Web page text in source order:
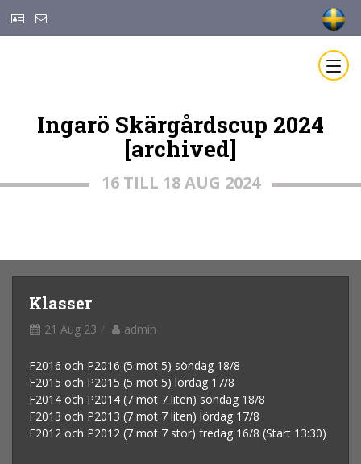
Ingarö Skärgårdscup 2024
[archived]
16 TILL 18 AUG 2024
Klasser
21 Aug 23 admin
F2016 och P2016 (5 mot 5) söndag 18/8
F2015 och P2015 (5 mot 5) lördag 17/8
F2014 och P2014 (7 mot 7 liten) söndag 18/8
F2013 och P2013 (7 mot 7 liten) lördag 17/8
F2012 och P2012 (7 mot 7 stor) fredag 16/8 (Start 13:30)